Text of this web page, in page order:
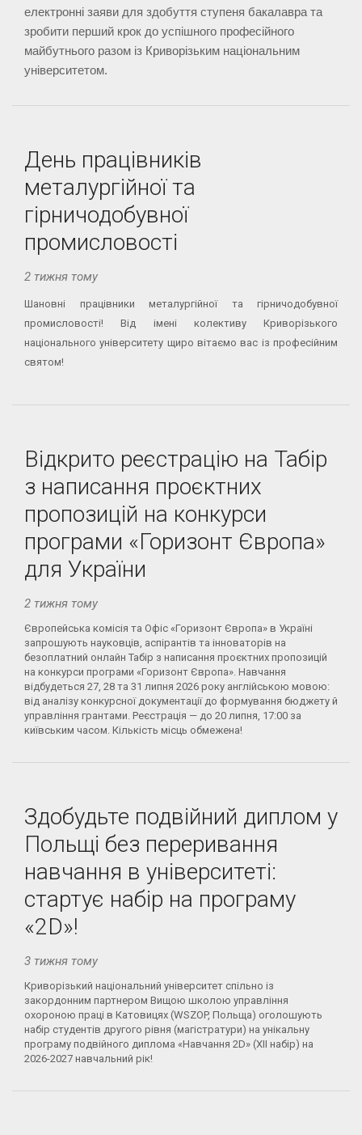
електронні заяви для здобуття ступеня бакалавра та
зробити перший крок до успішного професійного
майбутнього разом із Криворізьким національним
університетом.
День працівників
металургійної та
гірничодобувної
промисловості
2 тижня тому
Шановні працівники металургійної та гірничодобувної
промисловості! Від імені колективу Криворізького
національного університету щиро вітаємо вас із професійним
святом!
Відкрито реєстрацію на Табір
з написання проєктних
пропозицій на конкурси
програми «Горизонт Європа»
для України
2 тижня тому
Європейська комісія та Офіс «Горизонт Європа» в Україні
запрошують науковців, аспірантів та інноваторів на
безоплатний онлайн Табір з написання проєктних пропозицій
на конкурси програми «Горизонт Європа». Навчання
відбудеться 27, 28 та 31 липня 2026 року англійською мовою:
від аналізу конкурсної документації до формування бюджету й
управління грантами. Реєстрація — до 20 липня, 17:00 за
київським часом. Кількість місць обмежена!
Здобудьте подвійний диплом у
Польщі без переривання
навчання в університеті:
стартує набір на програму
«2D»!
3 тижня тому
Криворізький національний університет спільно із
закордонним партнером Вищою школою управління
охороною праці в Катовицях (WSZOP, Польща) оголошують
набір студентів другого рівня (магістратури) на унікальну
програму подвійного диплома «Навчання 2D» (XII набір) на
2026-2027 навчальний рік!